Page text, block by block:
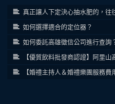
真正讓人下定決心抽水肥的，往
如何選擇適合的定位器？
如何委託高雄徵信公司進行查詢
【優質飲料批發商認證】阿里
【婚禮主持人＆婚禮樂團服務